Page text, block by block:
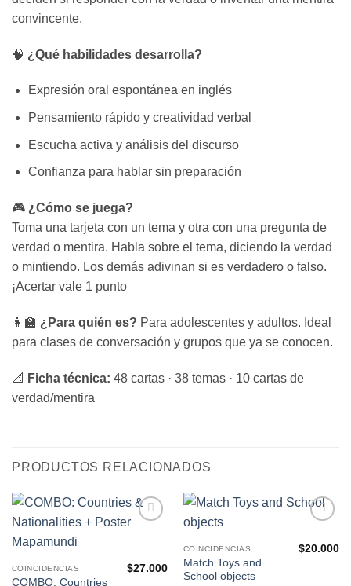
convincente.
🧠 ¿Qué habilidades desarrolla?
Expresión oral espontánea en inglés
Pensamiento rápido y creatividad verbal
Escucha activa y análisis del discurso
Confianza para hablar sin preparación
🎮 ¿Cómo se juega?
Toma una tarjeta con un tema y otra con una pregunta de
verdad o mentira. Habla sobre el tema, diciendo la verdad
o mintiendo. Los demás adivinan si es verdadero o falso.
¡Acertar vale 1 punto
👩‍🏫 ¿Para quién es? Para adolescentes y adultos. Ideal
para clases de conversación y grupos que ya se conocen.
📐 Ficha técnica: 48 cartas · 38 temas · 10 cartas de
verdad/mentira
PRODUCTOS RELACIONADOS
COINCIDENCIAS
COMBO: Countries
$27.000
a Mis
COINCIDENCIAS
Match Toys and
School objects
$20.000